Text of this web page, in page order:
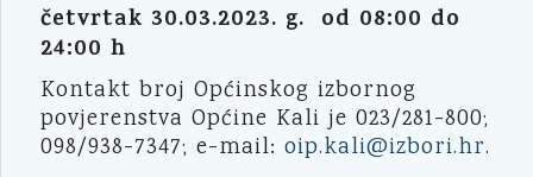
četvrtak 30.03.2023. g. od 08:00 do
24:00 h
Kontakt broj Općinskog izbornog
povjerenstva Općine Kali je 023/281-800;
098/938-7347; e-mail: oip.kali@izbori.hr.